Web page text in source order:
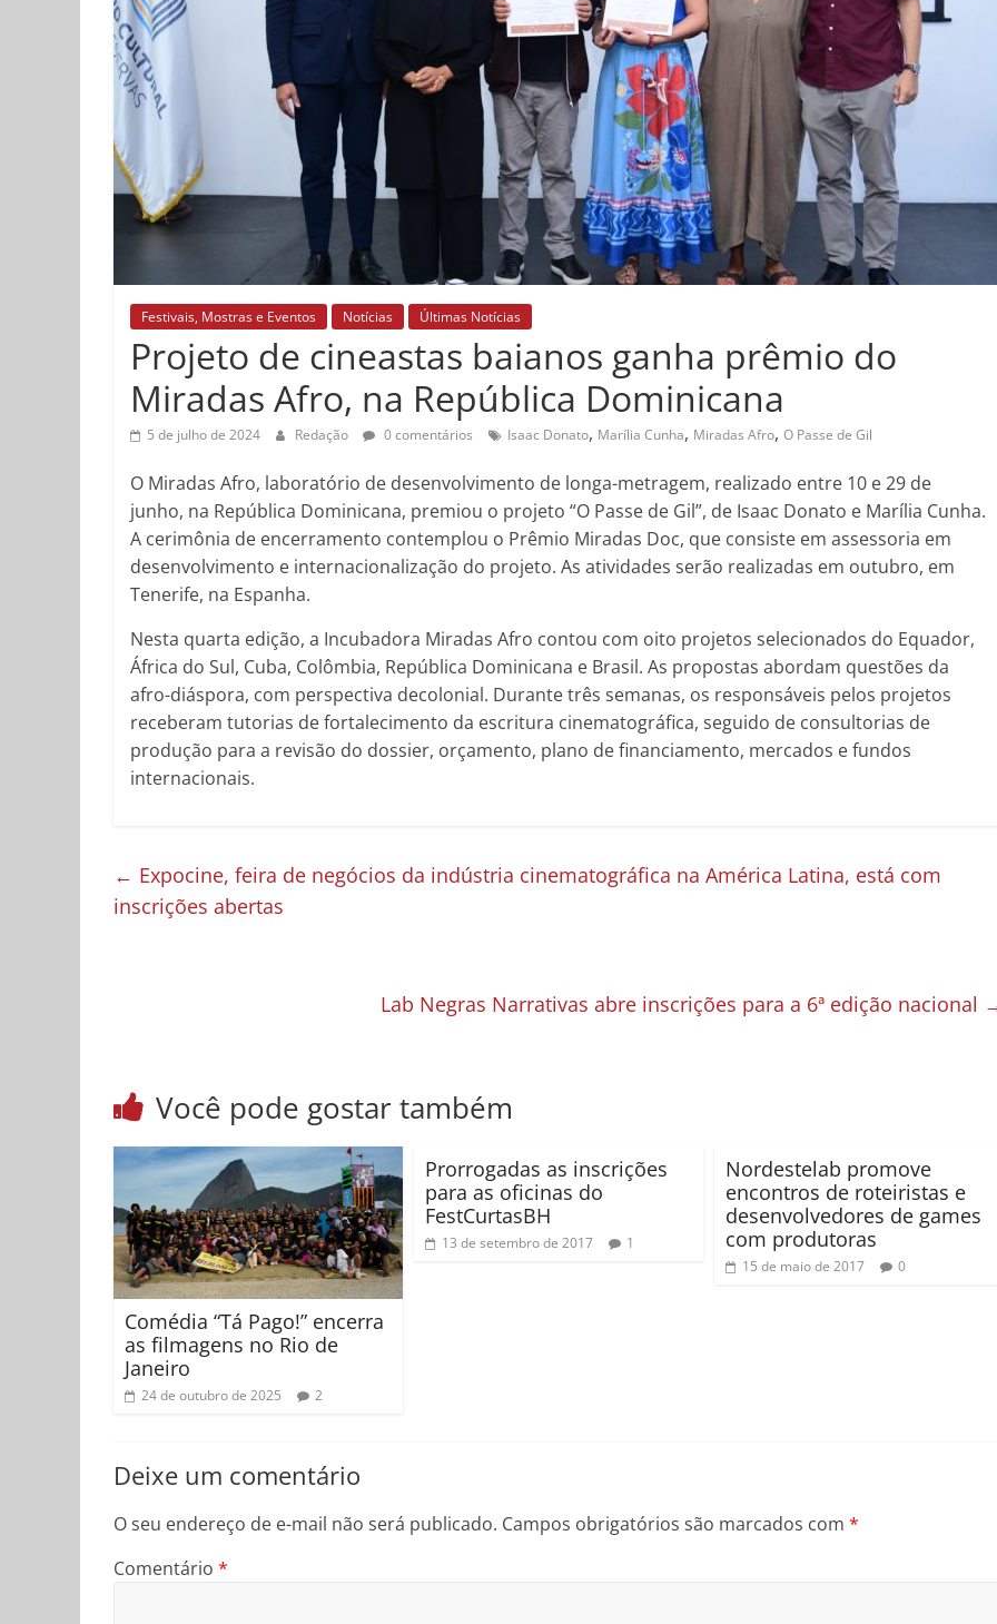
Festivais, Mostras e Eventos Notícias Últimas Notícias
Projeto de cineastas baianos ganha prêmio do
Miradas Afro, na República Dominicana
5 de julho de 2024 Redação 0 comentários Isaac Donato, Marília Cunha, Miradas Afro, O Passe de Gil
O Miradas Afro, laboratório de desenvolvimento de longa-metragem, realizado entre 10 e 29 de
junho, na República Dominicana, premiou o projeto “O Passe de Gil”, de Isaac Donato e Marília Cunha.
A cerimônia de encerramento contemplou o Prêmio Miradas Doc, que consiste em assessoria em
desenvolvimento e internacionalização do projeto. As atividades serão realizadas em outubro, em
Tenerife, na Espanha.
Nesta quarta edição, a Incubadora Miradas Afro contou com oito projetos selecionados do Equador,
África do Sul, Cuba, Colômbia, República Dominicana e Brasil. As propostas abordam questões da
afro-diáspora, com perspectiva decolonial. Durante três semanas, os responsáveis pelos projetos
receberam tutorias de fortalecimento da escritura cinematográfica, seguido de consultorias de
produção para a revisão do dossier, orçamento, plano de financiamento, mercados e fundos
internacionais.
← Expocine, feira de negócios da indústria cinematográfica na América Latina, está com
inscrições abertas
Lab Negras Narrativas abre inscrições para a 6ª edição nacional
Você pode gostar também
Comédia “Tá Pago!” encerra
as filmagens no Rio de
Janeiro
24 de outubro de 2025 2
Prorrogadas as inscrições
para as oficinas do
FestCurtasBH
13 de setembro de 2017 1
Nordestelab promove
encontros de roteiristas e
desenvolvedores de games
com produtoras
15 de maio de 2017 0
Deixe um comentário
O seu endereço de e-mail não será publicado. Campos obrigatórios são marcados com *
Comentário *